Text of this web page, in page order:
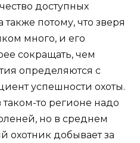
доступных
потому, что зверя
много, и его
сокращать, чем
определяются с
успешности охоты.
то регионе надо
но в среднем
охотник добывает за